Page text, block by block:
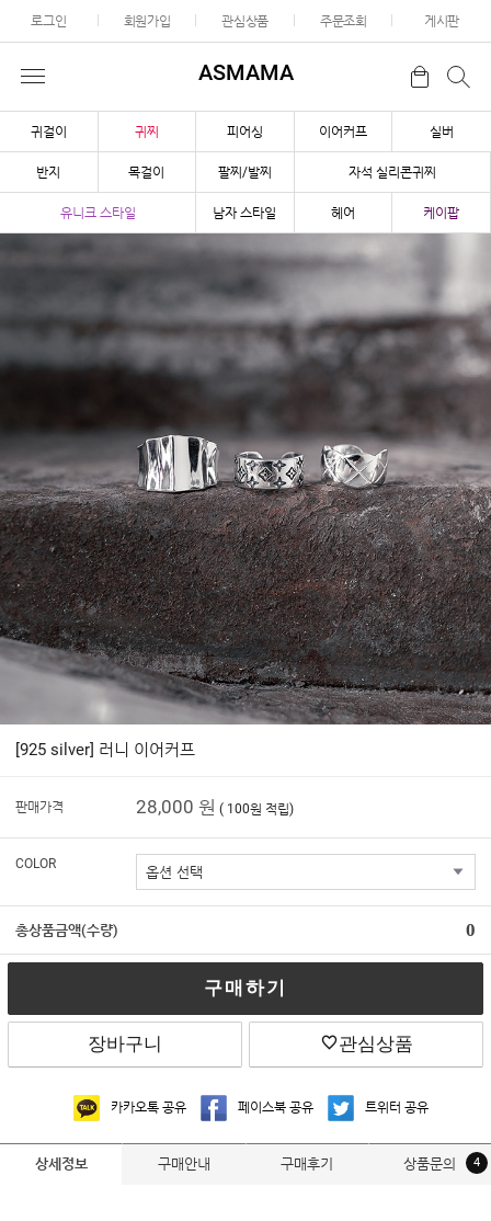
로그인 회원가입 관심상품 주문조회 게시판
ASMAMA
귀걸이 귀찌 피어싱 이어커프 실버
반지 목걸이 팔찌/발찌 자석 실리콘귀찌
유니크 스타일 남자 스타일 헤어 케이팝
[925 silver] 러니 이어커프
판매가격 28,000 원 ( 100원 적립)
COLOR
총상품금액(수량) 0
구매하기
장바구니 관심상품
카카오톡 공유 페이스북 공유 트위터 공유
상세정보 구매안내 구매후기 4
상품문의